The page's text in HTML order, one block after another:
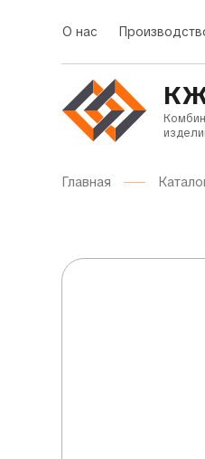
О нас
Главная